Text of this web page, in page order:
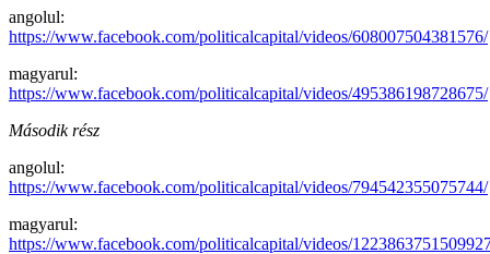
angolul:
https://www.facebook.com/politicalcapital/videos/608007504381576/
magyarul:
https://www.facebook.com/politicalcapital/videos/495386198728675/
Második rész
angolul:
https://www.facebook.com/politicalcapital/videos/794542355075744/
magyarul:
https://www.facebook.com/politicalcapital/videos/